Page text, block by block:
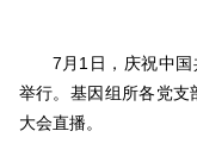
7月1日，庆祝中
举行。基因组所各党
大会直播。